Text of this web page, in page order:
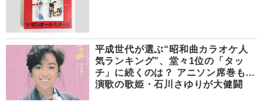
平成世代が選ぶ“昭和曲カラオケ人
気ランキング”、堂々1位の「タッ
チ」に続くのは？ アニソン席巻も…
演歌の歌姫・石川さゆりが大健闘